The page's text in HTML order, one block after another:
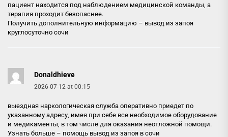
пациент находится под наблюдением медицинской команды, а
терапия проходит безопаснее.
Получить дополнительную информацию – вывод из запоя
круглосуточно сочи
Donaldhieve
2026-07-12 at 00:15
выездная наркологическая служба оперативно приедет по
указанному адресу, имея при себе все необходимое оборудование
и медикаменты, в том числе для оказания неотложной помощи.
Узнать больше – помощь вывод из запоя в сочи